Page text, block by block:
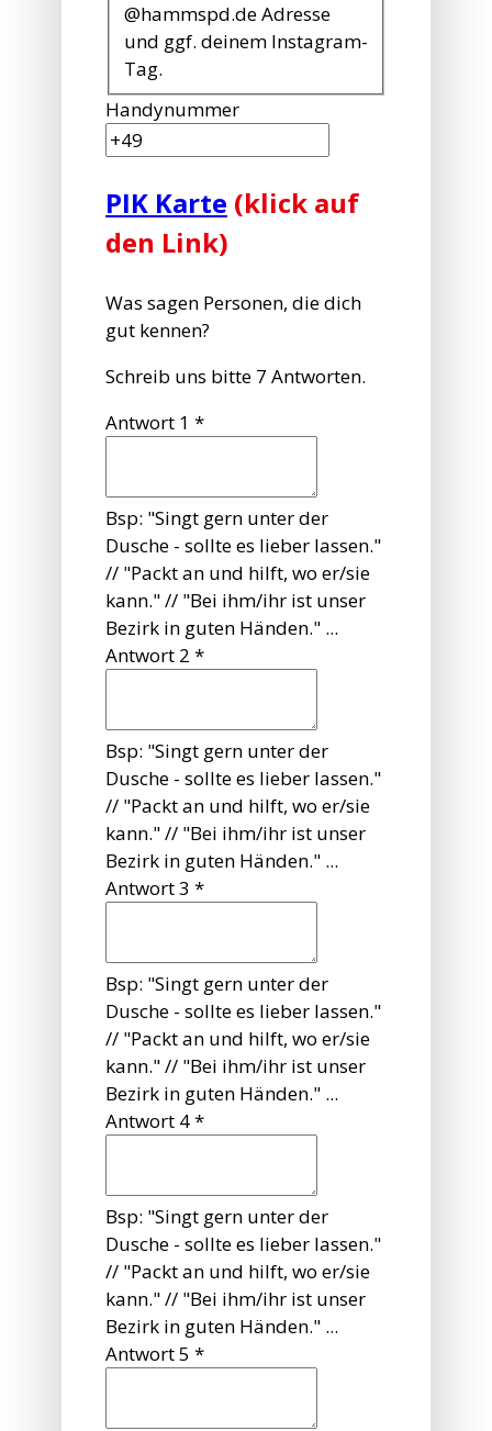
@hammspd.de Adresse
und ggf. deinem Instagram-
Tag.
Handynummer
PIK Karte (klick auf
den Link)
Was sagen Personen, die dich
gut kennen?
Schreib uns bitte 7 Antworten.
Antwort 1 *
Bsp: "Singt gern unter der
Dusche - sollte es lieber lassen."
// "Packt an und hilft, wo er/sie
kann." // "Bei ihm/ihr ist unser
Bezirk in guten Händen." ...
Antwort 2 *
Bsp: "Singt gern unter der
Dusche - sollte es lieber lassen."
// "Packt an und hilft, wo er/sie
kann." // "Bei ihm/ihr ist unser
Bezirk in guten Händen." ...
Antwort 3 *
Bsp: "Singt gern unter der
Dusche - sollte es lieber lassen."
// "Packt an und hilft, wo er/sie
kann." // "Bei ihm/ihr ist unser
Bezirk in guten Händen." ...
Antwort 4*
Bsp: "Singt gern unter der
Dusche - sollte es lieber lassen."
// "Packt an und hilft, wo er/sie
kann." // "Bei ihm/ihr ist unser
Bezirk in guten Händen." ...
Antwort 5 *